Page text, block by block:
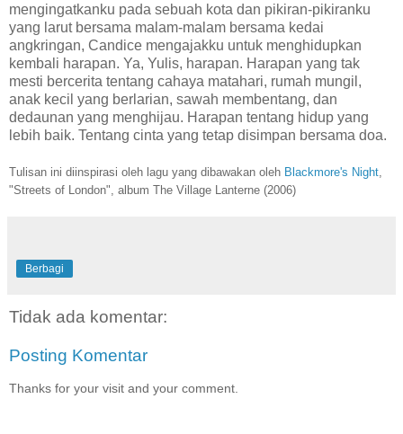
mengingatkanku pada sebuah kota dan pikiran-pikiranku
yang larut bersama malam-malam bersama kedai
angkringan, Candice mengajakku untuk menghidupkan
kembali harapan. Ya, Yulis, harapan. Harapan yang tak
mesti bercerita tentang cahaya matahari, rumah mungil,
anak kecil yang berlarian, sawah membentang, dan
dedaunan yang menghijau. Harapan tentang hidup yang
lebih baik. Tentang cinta yang tetap disimpan bersama doa.
Tulisan ini diinspirasi oleh lagu yang dibawakan oleh Blackmore's Night
"Streets of London", album The Village Lanterne (2006)
Berbagi
Tidak ada komentar:
Posting Komentar
Thanks for your visit and your comment.